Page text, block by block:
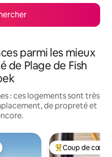
parmi les mieux
de Plage de Fish
: ces logements sont très
de propreté et
plus appréciés Coups de cœur
Coup de cœur